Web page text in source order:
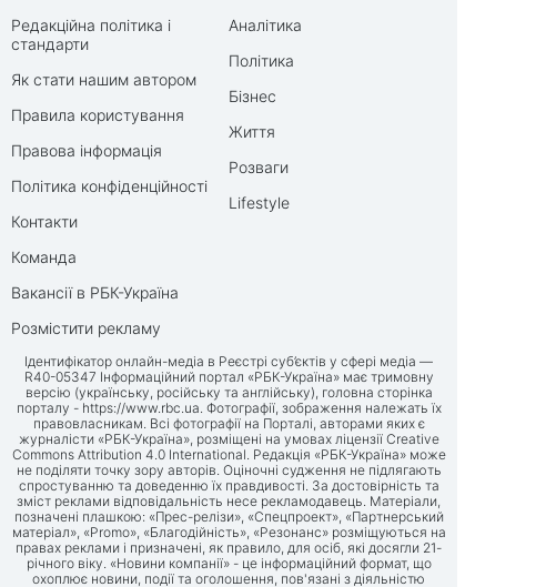
Редакційна політика і
стандарти
Як стати нашим автором
Правила користування
Правова інформація
Політика конфіденційності
Контакти
Команда
Вакансії в РБК-Україна
Розмістити рекламу
Аналітика
Політика
Бізнес
Життя
Розваги
Lifestyle
Ідентифікатор онлайн-медіа в Реєстрі суб’єктів у сфері медіа —
R40-05347 Інформаційний портал «РБК-Україна» має тримовну
версію (українську, російську та англійську), головна сторінка
порталу - https://www.rbc.ua. Фотографії, зображення належать їх
правовласникам. Всі фотографії на Порталі, авторами яких є
журналісти «РБК-Україна», розміщені на умовах ліцензії Creative
Commons Attribution 4.0 International. Редакція «РБК-Україна» може
не поділяти точку зору авторів. Оціночні судження не підлягають
спростуванню та доведенню їх правдивості. За достовірність та
зміст реклами відповідальність несе рекламодавець. Матеріали,
позначені плашкою: «Прес-релізи», «Спецпроект», «Партнерський
матеріал», «Promo», «Благодійність», «Резонанс» розміщуються на
правах реклами і призначені, як правило, для осіб, які досягли 21-
річного віку. «Новини компанії» - це інформаційний формат, що
охоплює новини, події та оголошення, пов'язані з діяльністю